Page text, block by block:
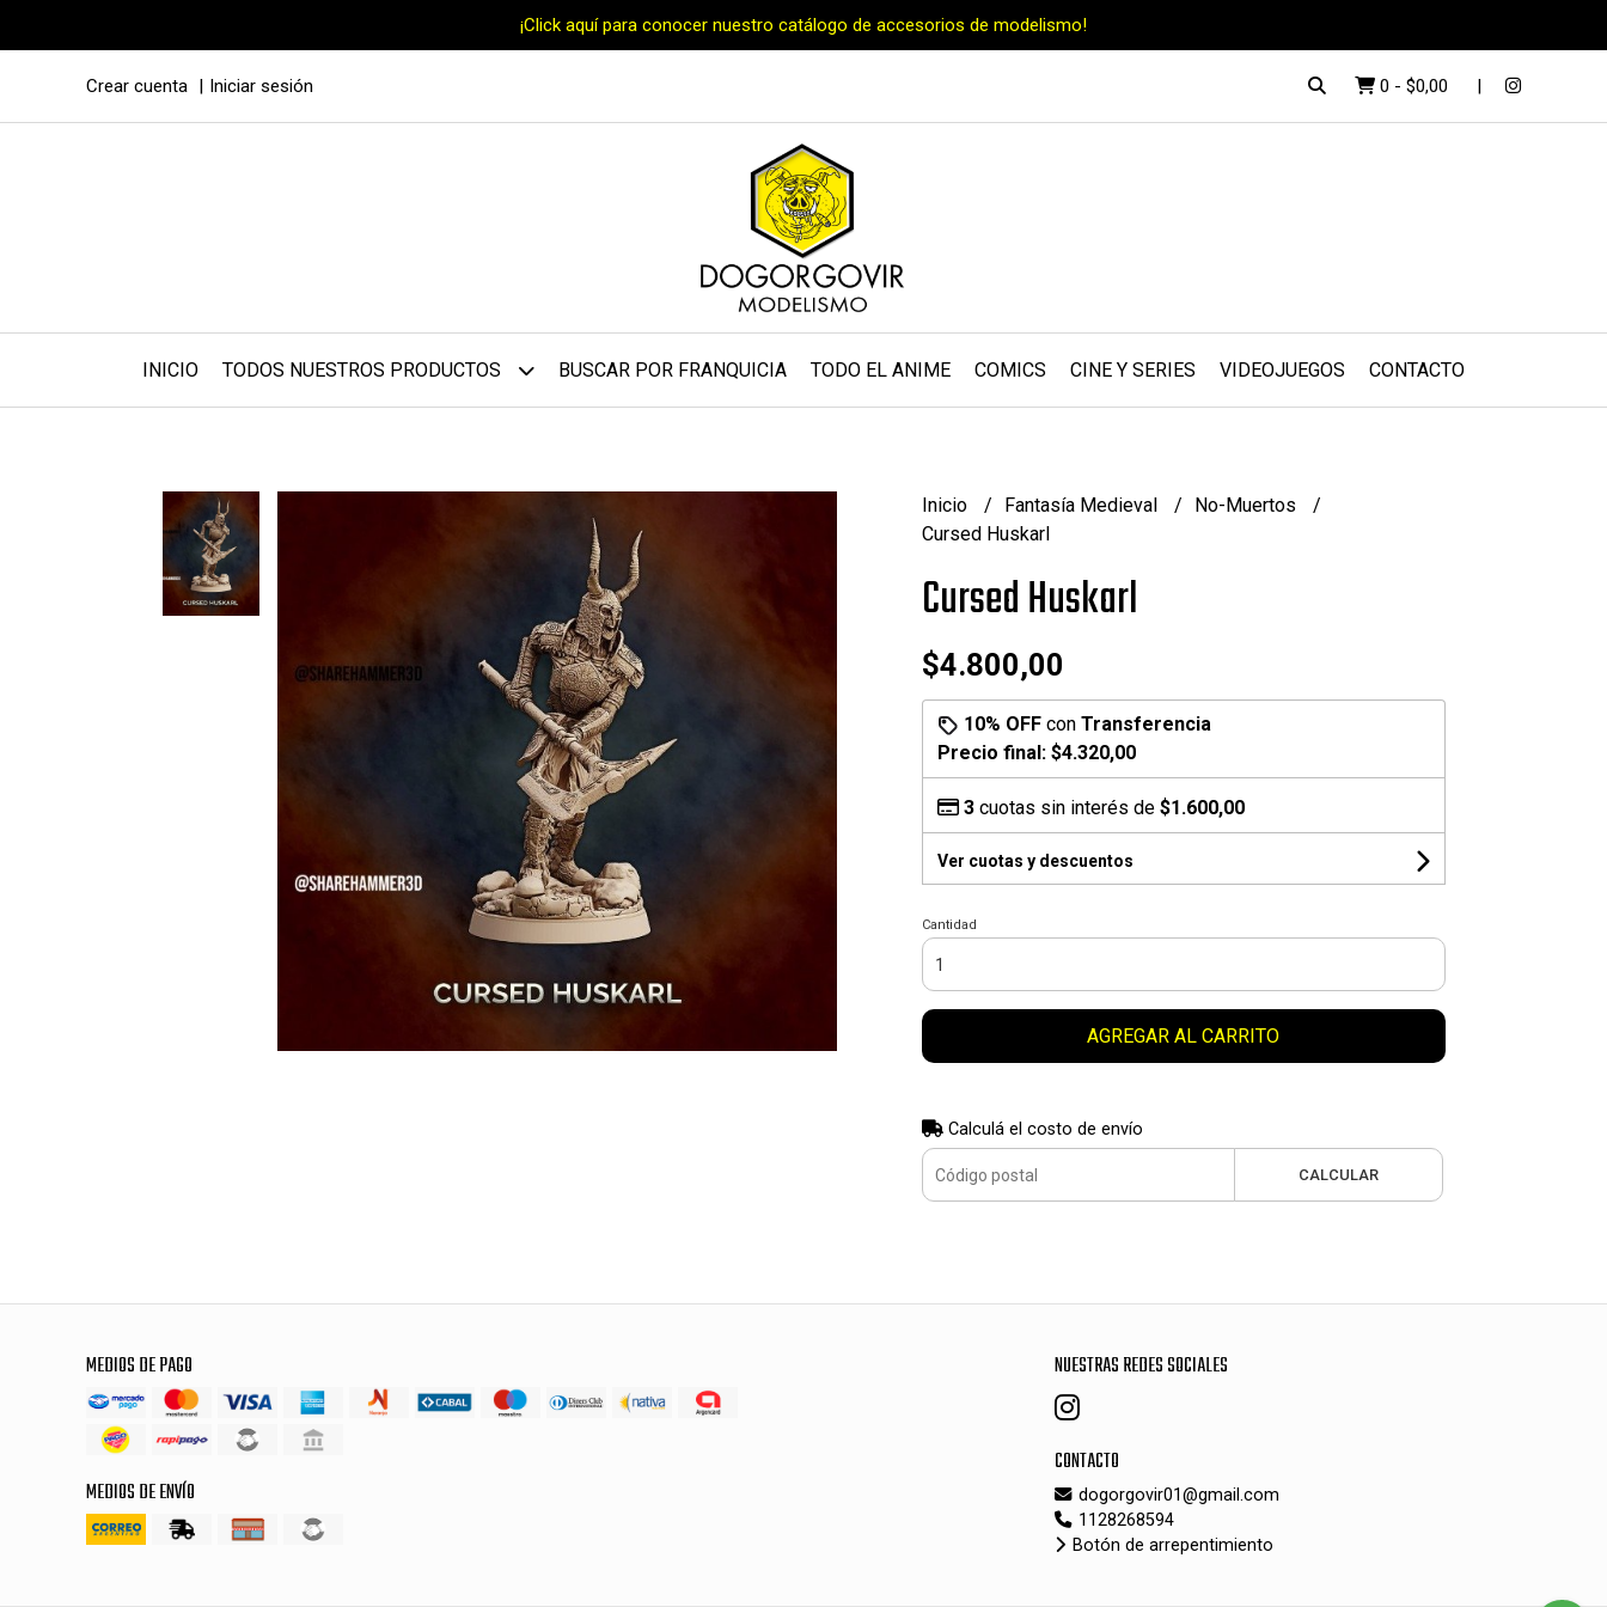
¡Click aquí para conocer nuestro catálogo de accesorios de modelismo!
Crear cuenta Iniciar sesión 0 - $0,00
INICIO TODOS NUESTROS PRODUCTOS BUSCAR POR FRANQUICIA TODO EL ANIME COMICS CINE Y SERIES VIDEOJUEGOS CONTACTO
Inicio Fantasía Medieval
No-Muertos
Cursed Huskarl
Cursed Huskarl
$4.800,00
10% OFFcon Transferencia
Precio final: $4.320,00
3cuotas sin interés de $1.600,00
Ver cuotas y descuentos
Cantidad
AGREGAR AL CARRITO
Calculá el costo de envío
CALCULAR
MEDIOS DE PAGO
MEDIOS DE ENVÍO
NUESTRAS REDES SOCIALES
CONTACTO
dogorgovir01@gmail.com
1128268594
Botón de arrepentimiento